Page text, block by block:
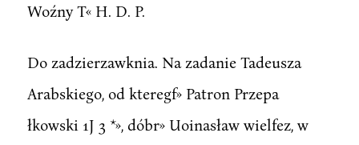
Woźny T« H. D. P.
Do zadzierzawknia. Na zadanie Tadeusza
Arabskiego, od kteregf» Patron Przepa
łkowski 1J 3 *», dóbr» Uoinasław wielfez, w